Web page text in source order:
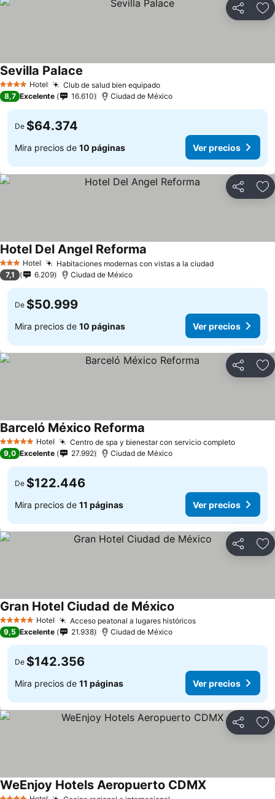
Compartir
4 EstrellasHotel Club de salud bien equipado
Sevilla Palace
8,7 Excelente 16.610 Ciudad de México
De $64.374
Mira precios de 10 páginas Ver precios
Compartir
3 Estrellas
Hotel Habitaciones modernas con vistas a la ciudad
Hotel Del Angel Reforma
7,1 6.209 Ciudad de México
De $50.999
Mira precios de 10 páginas Ver precios
Compartir
5 Estrellas Hotel Centro de spa y bienestar con servicio completo
Barceló México Reforma
9,0 Excelente 27.992 Ciudad de México
De $122.446
Mira precios de 11 páginas Ver precios
Compartir
5 Estrellas Hotel Acceso peatonal a lugares históricos
Gran Hotel Ciudad de México
9,5 Excelente 21.938 Ciudad de México
De $142.356
Mira precios de 11 páginas Ver precios
Compartir
WeEnjoy Hotels Aeropuerto CDMX